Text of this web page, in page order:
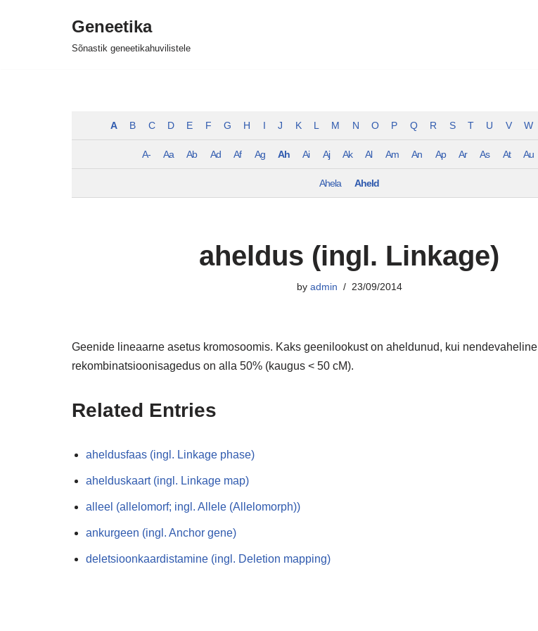
Geneetika
Sõnastik geneetikahuvilistele
A B C D E F G H I J K L M N O P Q R S T U V W
A- Aa Ab Ad Af Ag Ah Ai Aj Ak Al Am An Ap Ar As At Au
Ahela Aheld
aheldus (ingl. Linkage)
by admin 23/09/2014
Geenide lineaarne asetus kromosoomis. Kaks geenilookust on aheldunud, kui nendevaheline
rekombinatsioonisagedus on alla 50% (kaugus < 50 cM).
Related Entries
aheldusfaas (ingl. Linkage phase)
ahelduskaart (ingl. Linkage map)
alleel (allelomorf; ingl. Allele (Allelomorph))
ankurgeen (ingl. Anchor gene)
deletsioonkaardistamine (ingl. Deletion mapping)